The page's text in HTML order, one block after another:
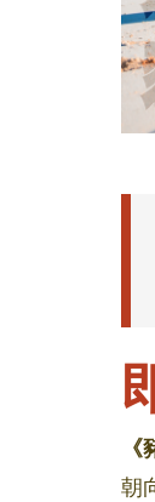
即使台灣與歐美各國相比，在動物福
朝